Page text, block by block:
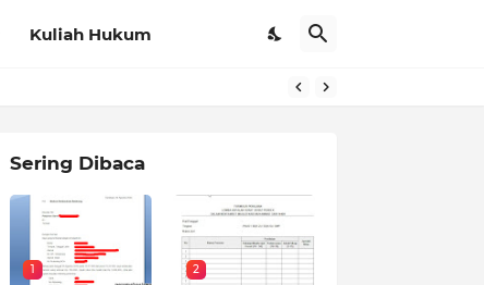
Kuliah Hukum
Sering Dibaca
1 2